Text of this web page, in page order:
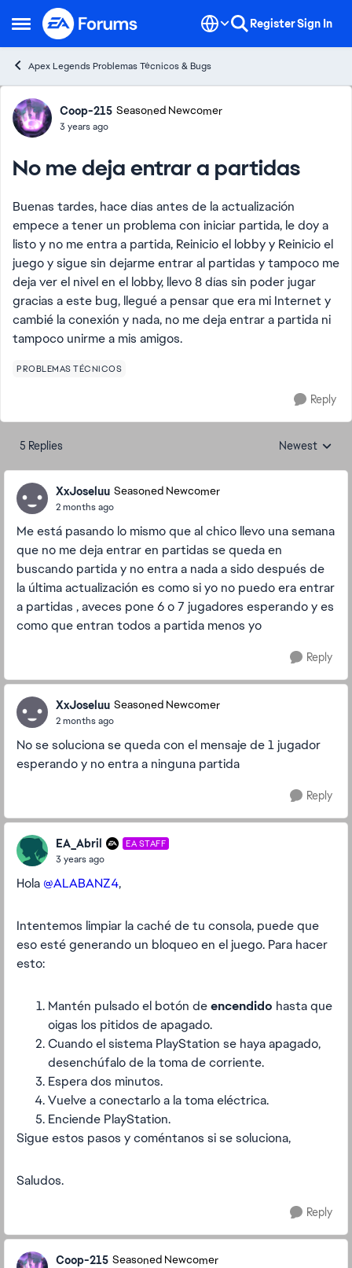
Open Side Menu
Skip to content RegisterSign In
Apex Legends Problemas Técnicos & Bugs
Forum Discussion
Coop-215 Seasoned Newcomer
3 years ago
No me deja entrar a partidas
Buenas tardes, hace días antes de la actualización
empece a tener un problema con iniciar partida, le doy a
listo y no me entra a partida, Reinicio el lobby y Reinicio el
juego y sigue sin dejarme entrar al partidas y tampoco me
deja ver el nivel en el lobby, llevo 8 días sin poder jugar
gracias a este bug, llegué a pensar que era mi Internet y
cambié la conexión y nada, no me deja entrar a partida ni
tampoco unirme a mis amigos.
PROBLEMAS TÉCNICOS
Reply
5 Replies Replies sorted
Newest
XxJoseluu Seasoned Newcomer
2 months ago
Me está pasando lo mismo que al chico llevo una semana
que no me deja entrar en partidas se queda en
buscando partida y no entra a nada a sido después de
la última actualización es como si yo no puedo era entrar
a partidas , aveces pone 6 o 7 jugadores esperando y es
como que entran todos a partida menos yo
Reply
XxJoseluu Seasoned Newcomer
2 months ago
No se soluciona se queda con el mensaje de 1 jugador
esperando y no entra a ninguna partida
Reply
EA_Abril EA STAFF
3 years ago
Hola @ALABANZ4,
Intentemos limpiar la caché de tu consola, puede que
eso esté generando un bloqueo en el juego. Para hacer
esto:
Mantén pulsado el botón deencendido hasta que
oigas los pitidos de apagado.
Cuando el sistema PlayStation se haya apagado,
desenchúfalo de la toma de corriente.
Espera dos minutos.
Vuelve a conectarlo a la toma eléctrica.
Enciende PlayStation.
Sigue estos pasos y coméntanos si se soluciona,
Saludos.
Reply
Coop-215 Seasoned Newcomer